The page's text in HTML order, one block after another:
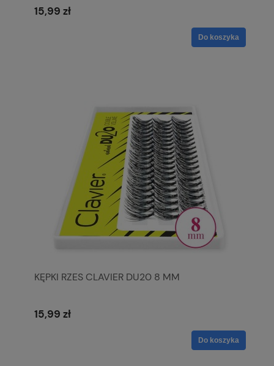
15,99 zł
Do koszyka
KĘPKI RZES CLAVIER DU20 8 MM
15,99 zł
Do koszyka